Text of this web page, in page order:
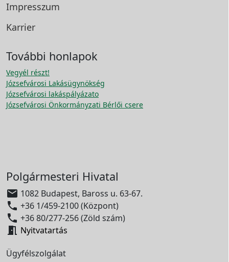
Impresszum
Karrier
További honlapok
Vegyél részt!
Józsefvárosi Lakásügynökség
Józsefvárosi lakáspályázato
Józsefvárosi Önkormányzati Bérlői csere
Polgármesteri Hivatal
 1082 Budapest, Baross u. 63-67.
 +36 1/459-2100 (Központ)
 +36 80/277-256 (Zöld szám)
 Nyitvatartás
Ügyfélszolgálat